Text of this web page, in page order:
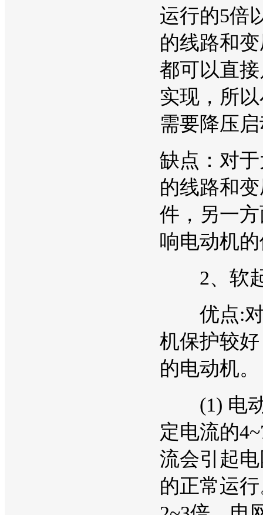
运行的5倍
的线路和
都可以直
实现，所
需要降压
缺点：对
的线路和
件，另一
响电动机
2、软起
优点:对
机保护较
的电动机。
(1) 电动
定电流的
流会引起
的正常运